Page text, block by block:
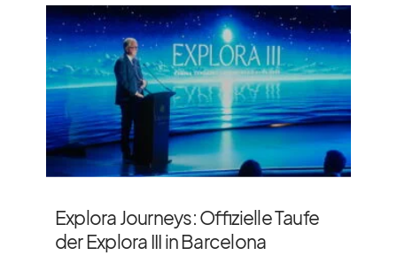
Explora Journeys: Offizielle Taufe
der Explora III in Barcelona